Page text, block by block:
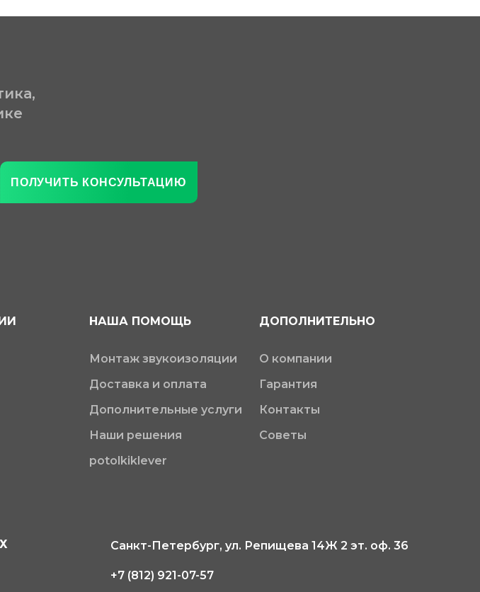
НАША ПОМОЩЬ
Монтаж звукоизоляции
Доставка и оплата
Дополнительные услуги
Наши решения
potolkiklever
ДОПОЛНИТЕЛЬНО
О компании
Гарантия
Контакты
Советы
Санкт-Петербург, ул. Репищева 14Ж 2 эт. оф. 36
+7 (812) 921-07-57